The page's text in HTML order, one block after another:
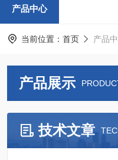
产品中心
当前位置： 首页 产品
产品展示
技术文章